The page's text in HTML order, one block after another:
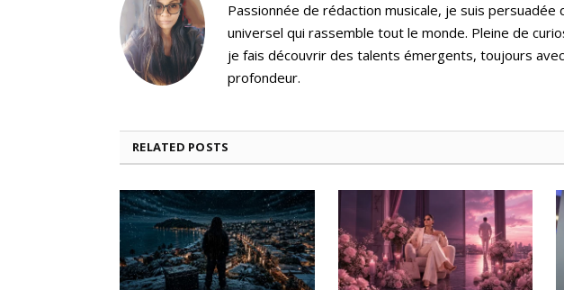
Passionnée de rédaction musicale, je suis persuadée
universel qui rassemble tout le monde. Pleine de
je fais découvrir des talents émergents, toujours
profondeur.
RELATED POSTS